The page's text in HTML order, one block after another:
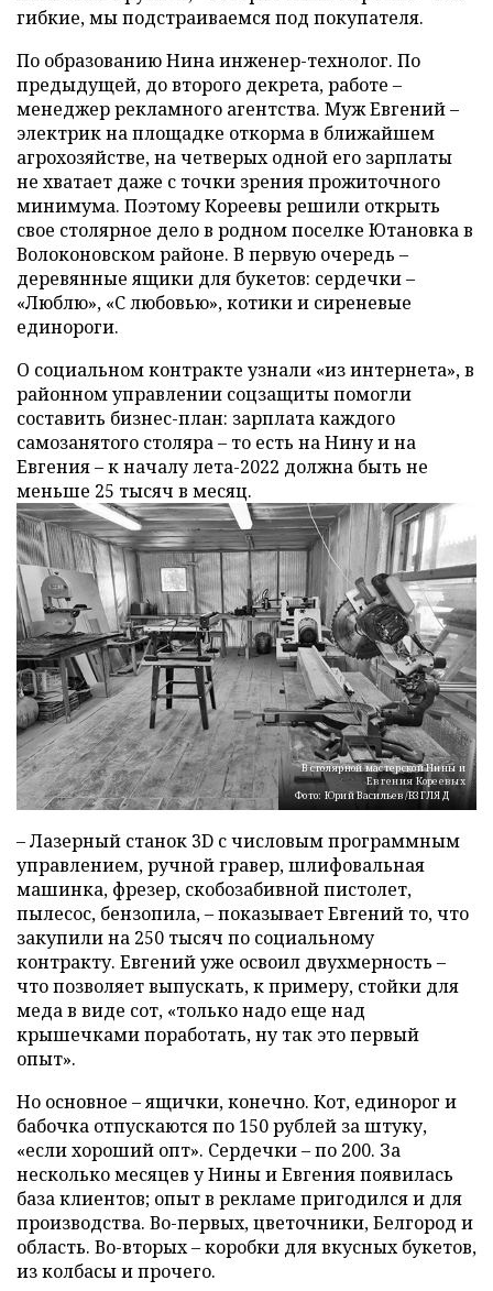
гибкие, мы подстраиваемся под покупателя.
По образованию Нина инженер-технолог. По
предыдущей, до второго декрета, работе –
менеджер рекламного агентства. Муж Евгений –
электрик на площадке откорма в ближайшем
агрохозяйстве, на четверых одной его зарплаты
не хватает даже с точки зрения прожиточного
минимума. Поэтому Кореевы решили открыть
свое столярное дело в родном поселке Ютановка в
Волоконовском районе. В первую очередь –
деревянные ящики для букетов: сердечки –
«Люблю», «С любовью», котики и сиреневые
единороги.
О социальном контракте узнали «из интернета», в
районном управлении соцзащиты помогли
составить бизнес-план: зарплата каждого
самозанятого столяра – то есть на Нину и на
Евгения – к началу лета-2022 должна быть не
меньше 25 тысяч в месяц.
В столярной мастерской Нины и
Евгения Кореевых
Фото: Юрий Васильев/ВЗГЛЯД
– Лазерный станок 3D с числовым программным
управлением, ручной гравер, шлифовальная
машинка, фрезер, скобозабивной пистолет,
пылесос, бензопила, – показывает Евгений то, что
закупили на 250 тысяч по социальному
контракту. Евгений уже освоил двухмерность –
что позволяет выпускать, к примеру, стойки для
меда в виде сот, «только надо еще над
крышечками поработать, ну так это первый
опыт».
Но основное – ящички, конечно. Кот, единорог и
бабочка отпускаются по 150 рублей за штуку,
«если хороший опт». Сердечки – по 200. За
несколько месяцев у Нины и Евгения появилась
база клиентов; опыт в рекламе пригодился и для
производства. Во-первых, цветочники, Белгород и
область. Во-вторых – коробки для вкусных букетов,
из колбасы и прочего.